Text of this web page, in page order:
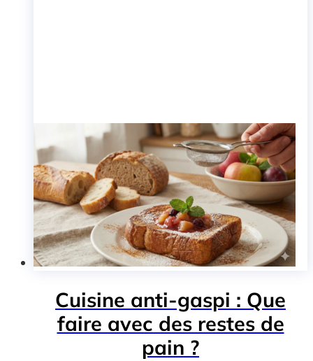
Cuisine anti-gaspi : Que
faire avec des restes de
pain ?